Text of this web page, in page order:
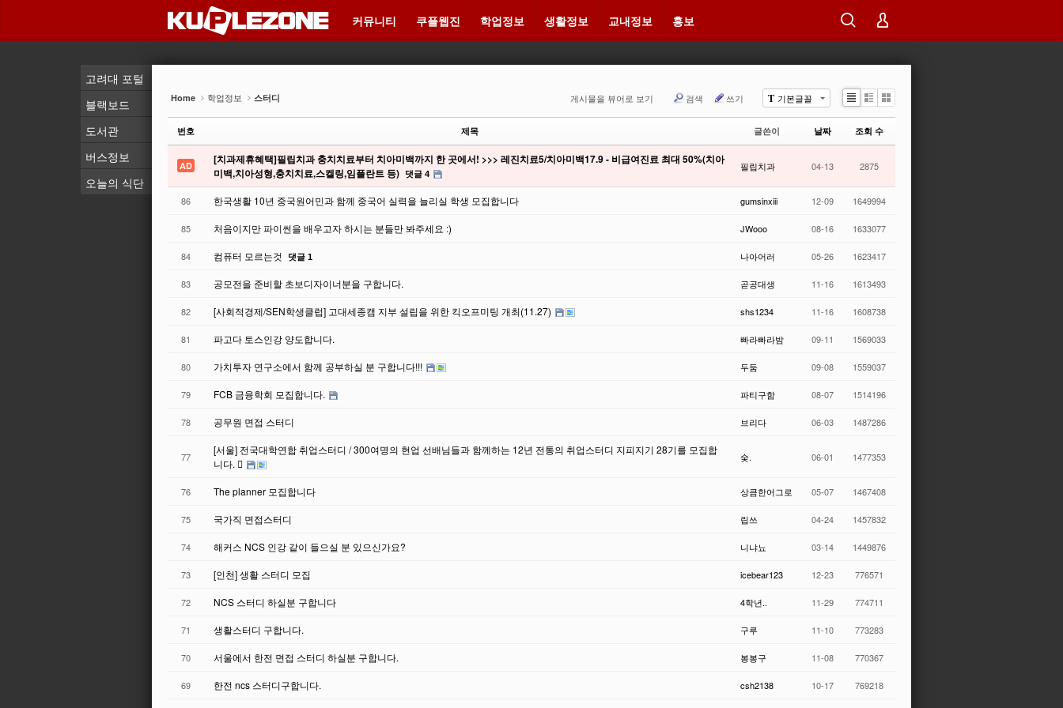
커뮤니티 쿠플웹진 학업정보 생활정보 교내정보 홍보
Home 학업정보 스터디 T 기본글꼴
게시물을 뷰어로 보기 검색 쓰기
Li
Zi
e
G
le
번호 제목 글쓴이 날짜 조회 수
AD
[치과제휴혜택]필립치과 충치치료부터 치아미백까지 한 곳에서! >>> 레진치료5/치아미백17.9 - 비급여진료 최대 50%(치아
미백,치아성형,충치치료,스켈링,임플란트 등)
댓글 4
필립치과 04-13 2875
86 한국생활 10년 중국원어민과 함께 중국어 실력을 늘리실 학생 모집합니다 gumsinxiii 12-09 1649994
85 처음이지만 파이썬을 배우고자 하시는 분들만 봐주세요 :) JWooo 08-16 1633077
84 컴퓨터 모르는것 댓글 1 나아어러 05-26 1623417
83 공모전을 준비할 초보디자이너분을 구합니다. 곧공대생 11-16 1613493
82 [사회적경제/SEN학생클럽] 고대세종캠 지부 설립을 위한 킥오프미팅 개최(11.27) shs1234 11-16 1608738
81 파고다 토스인강 양도합니다. 빠라빠라밤 09-11 1569033
80 가치투자 연구소에서 함께 공부하실 분 구합니다!!! 두둠 09-08 1559037
79 FCB 금융학회 모집합니다. 파티구함 08-07 1514196
78 공무원 면접 스터디 브리다 06-03 1487286
77
[서울] 전국대학연합 취업스터디 / 300여명의 현업 선배님들과 함께하는 12년 전통의 취업스터디 지피지기 28기를 모집합
니다. 
숮. 06-01 1477353
76 The planner 모집합니다 상큼한어그로 05-07 1467408
75 국가직 면접스터디 립쓰 04-24 1457832
74 해커스 NCS 인강 같이 들으실 분 있으신가요? 니냐뇨 03-14 1449876
73 [인천] 생활 스터디 모집 icebear123 12-23 776571
72 NCS 스터디 하실분 구합니다 4학년.. 11-29 774711
71 생활스터디 구합니다. 구루 11-10 773283
70 서울에서 한전 면접 스터디 하실분 구합니다. 봉봉구 11-08 770367
69 한전 ncs 스터디구합니다. csh2138 10-17 769218
고려대 포털
블랙보드
도서관
버스정보
오늘의 식단